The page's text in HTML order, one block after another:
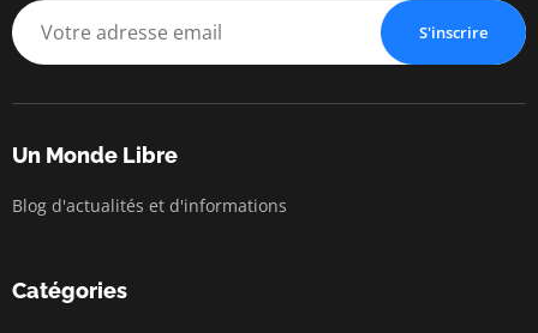
Liberté •
S'inscrire
Un Monde Libre
Blog d'actualités et d'informations
Catégories